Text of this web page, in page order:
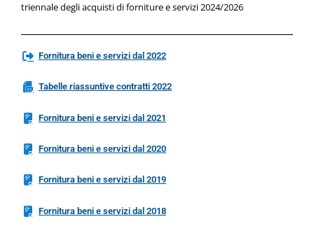
triennale degli acquisti di forniture e servizi 2024/2026
Fornitura beni e servizi dal 2022
Tabelle riassuntive contratti 2022
Fornitura beni e servizi dal 2021
Fornitura beni e servizi dal 2020
Fornitura beni e servizi dal 2019
Fornitura beni e servizi dal 2018